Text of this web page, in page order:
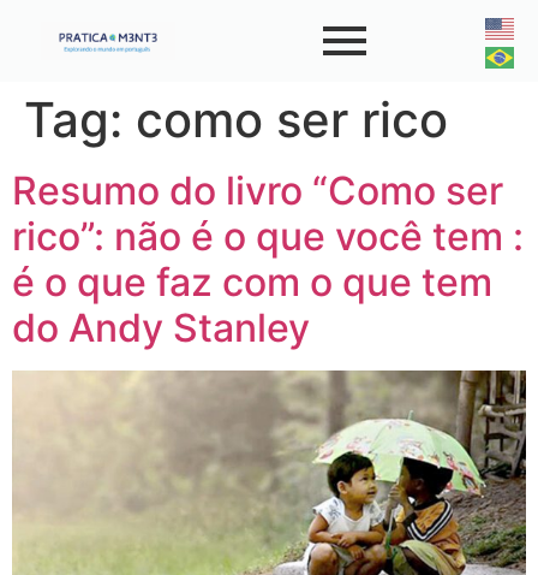
Tag: como ser rico
Resumo do livro “Como ser
rico”: não é o que você tem :
é o que faz com o que tem
do Andy Stanley